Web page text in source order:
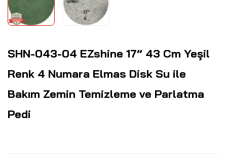
SHN-043-04 EZshine 17” 43 Cm Yeşil
Renk 4 Numara Elmas Disk Su ile
Bakım Zemin Temizleme ve Parlatma
Pedi